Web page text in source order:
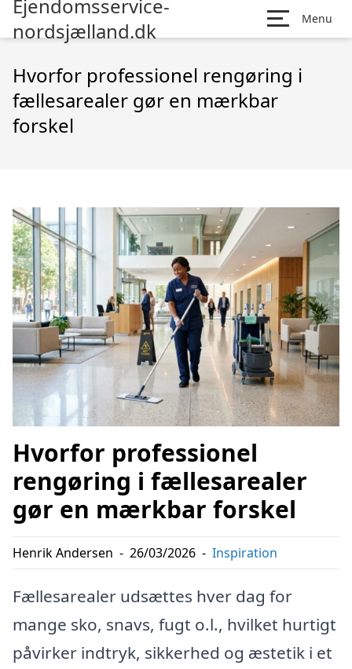
Ejendomsservice-
nordsjælland.dk
Menu
Hvorfor professionel rengøring i
fællesarealer gør en mærkbar
forskel
Hvorfor professionel
rengøring i fællesarealer
gør en mærkbar forskel
Henrik Andersen - 26/03/2026 - Inspiration
Fællesarealer udsættes hver dag for
mange sko, snavs, fugt o.l., hvilket hurtigt
påvirker indtryk, sikkerhed og æstetik i et